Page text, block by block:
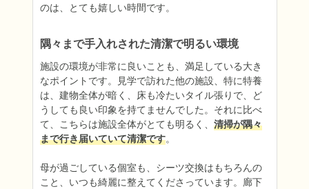
のは、とても嬉しい時間です。
隅々まで手入れされた清潔で明るい環境
施設の環境が非常に良いことも、満足している大き
なポイントです。見学で訪れた他の施設、特に特養
は、建物全体が暗く、床も冷たいタイル張りで、ど
うしても良い印象を持てませんでした。それに比べ
て、こちらは施設全体がとても明るく、 清掃が隅々
まで行き届いていて清潔です。
母が過ごしている個室も、シーツ交換はもちろんの
こと、いつも綺麗に整えてくださっています。廊下